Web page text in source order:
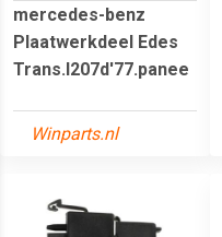
mercedes-benz
Plaatwerkdeel Edes
Trans.l207d'77.panee
Winparts.nl